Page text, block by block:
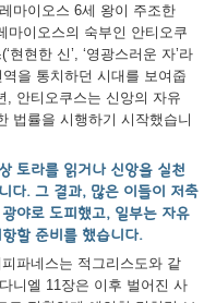
마이오스 6세 왕이 주조한
마이오스의 숙부인 안티오쿠
현현한 신’, ‘영광스러운 자’라
을 통치하던 시대를 보여줍
, 안티오쿠스는 신앙의 자유
법률을 시행하기 시작했습니
토라를 읽거나 신앙을 실천
다. 그 결과, 많은 이들이 저축
야로 도피했고, 일부는 자유
할 준비를 했습니다.
파네스는 적그리스도와 같
니엘 11장은 이후 벌어진 사